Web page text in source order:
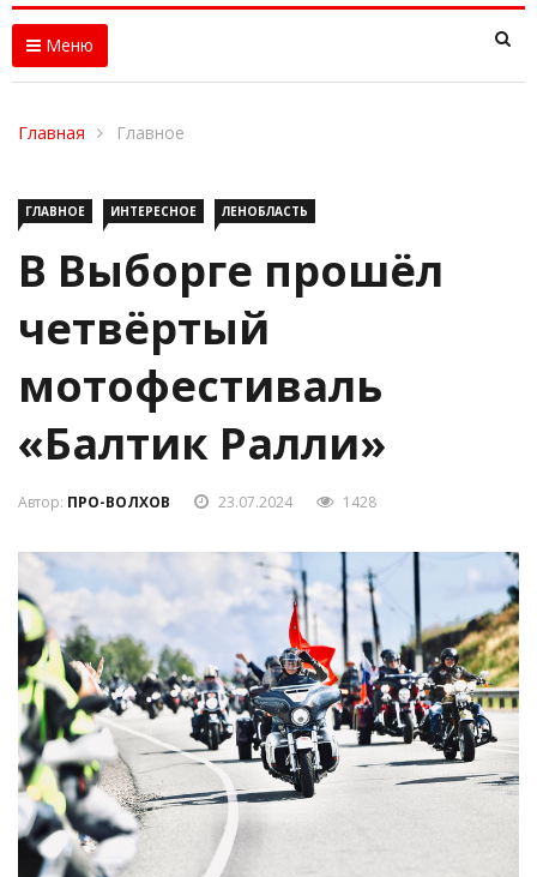
ГЛАВНОЕ ИНТЕРЕСНОЕ ЛЕНОБЛАСТЬ
В Выборге прошёл
четвёртый
мотофестиваль
«Балтик Ралли»
Автор:ПРО-ВОЛХОВ 23.07.2024 1428